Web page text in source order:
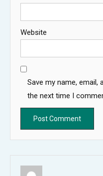
Website
Save my name,
the next time I